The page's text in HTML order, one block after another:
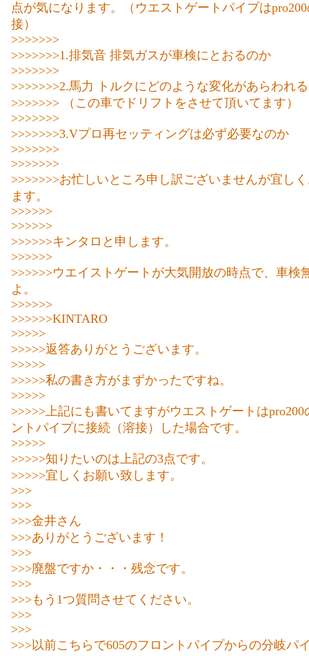
点が気になります。（ウエストゲートパイプは
接）
>>>>>>>
>>>>>>>1.排気音 排気ガスが車検にとおるのか
>>>>>>>
>>>>>>>2.馬力 トルクにどのような変化があらわれ
>>>>>>> （この車でドリフトをさせて頂いてます）
>>>>>>>
>>>>>>>3.Vプロ再セッティングは必ず必要なのか
>>>>>>>
>>>>>>>
>>>>>>>お忙しいところ申し訳ございませんが宜し
ます。
>>>>>>
>>>>>>
>>>>>>キンタロと申します。
>>>>>>
>>>>>>ウエイストゲートが大気開放の時点で、車検
よ。
>>>>>>
>>>>>>KINTARO
>>>>>
>>>>>返答ありがとうございます。
>>>>>
>>>>>私の書き方がまずかったですね。
>>>>>
>>>>>上記にも書いてますがウエストゲートはpro200
ントパイプに接続（溶接）した場合です。
>>>>>
>>>>>知りたいのは上記の3点です。
>>>>>宜しくお願い致します。
>>>
>>>
>>>金井さん
>>>ありがとうございます！
>>>
>>>廃盤ですか・・・残念です。
>>>
>>>もう1つ質問させてください。
>>>
>>>
>>>以前こちらで605のフロントパイプからの分岐パ